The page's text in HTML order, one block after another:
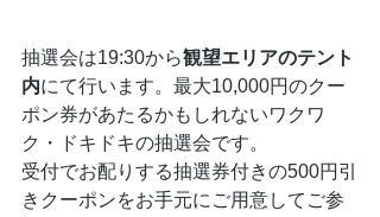
抽選会は19:30から観望エリアのテント
内にて行います。最大10,000円のクー
ポン券があたるかもしれないワクワ
ク・ドキドキの抽選会です。
受付でお配りする抽選券付きの500円引
きクーポンをお手元にご用意してご参